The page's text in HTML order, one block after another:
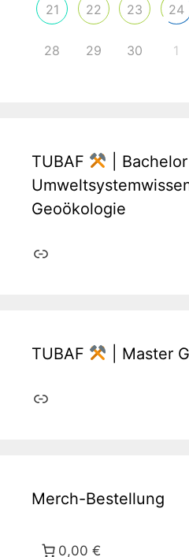
21 22 23 24
28 29 30 1
TUBAF
| Bachelor
Geoökologie
Link
TUBAF | Master
Link
Merch-Bestellung
0,00 €